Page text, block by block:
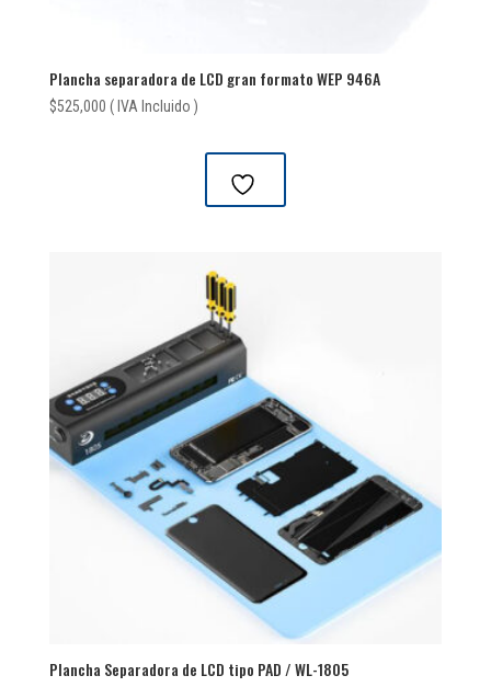
Plancha separadora de LCD gran formato WEP 946A
$525,000 ( IVA Incluido )
Plancha Separadora de LCD tipo PAD / WL-1805